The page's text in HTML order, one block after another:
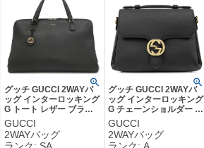
グッチ GUCCI 2WAYバ
ッグ インターロッキング
G トート レザー ブラッ
ク ゴールド金具 黒 ハン
ドバッグ ショルダー
388558 【保存袋】 【中
GUCCI
2WAYバッグ
ランク: SA
グッチ GUCCI 2WAYバ
ッグ インターロッキング
G チェーンショルダー レ
ザー ブラック ゴールド
金具 黒 ハンドバッグ シ
ョルダー アウトレット品
GUCCI
2WAYバッグ
ランク: A